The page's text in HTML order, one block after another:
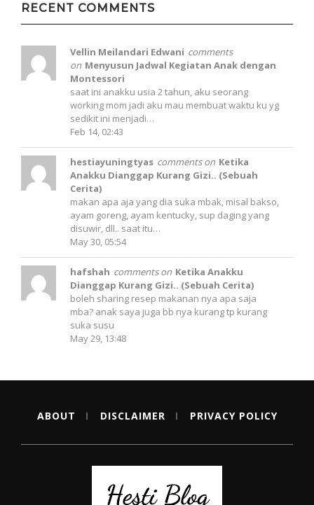
RECENT COMMENTS
Vellin Meilandari Edwani comments
on Menyusun Jadwal Kegiatan Anak dengan
Montessori
saat ini anakku usia 2 tahun, aku seorang
working mom jadi aku mau membuat waktu ku yg
sedikit ini menjadi…
Feb 14, 02:43
hestiayuningtyas comments on Ketika
Anakku Dianggap Kurang Gizi.. (Sebuah
Cerita)
makan apa aja yang dia suka mbak, misal bakso,
ayam goreng, ayam kentucky, sup daging yang
disuwir, dll.. saat itu…
May 30, 05:54
hafshah comments on Ketika Anakku
Dianggap Kurang Gizi.. (Sebuah Cerita)
boleh sharing resep makanan nya apa saja
mba? anak saya juga bb nya kurang tp kurang
suka susu
May 29, 13:48
ABOUT DISCLAIMER PRIVACY POLICY